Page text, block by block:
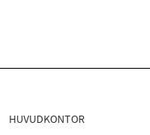
HUVUDKONTOR